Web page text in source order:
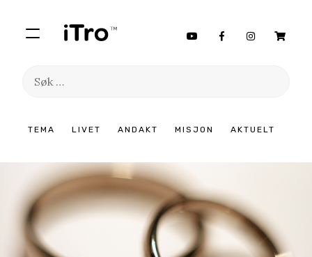
TEMA LIVET ANDAKT MISJON AKTUELT
Søk
innhold